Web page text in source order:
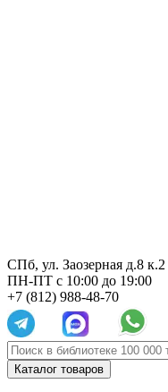
СПб, ул. Заозерная д.8 к.2
ПН-ПТ с 10:00 до 19:00
+7 (812) 988-48-70
Каталог товаров